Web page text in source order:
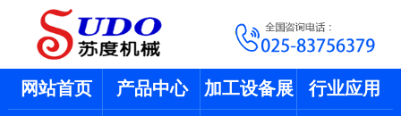
网站首页 产品中心 加工设备展 行业应用